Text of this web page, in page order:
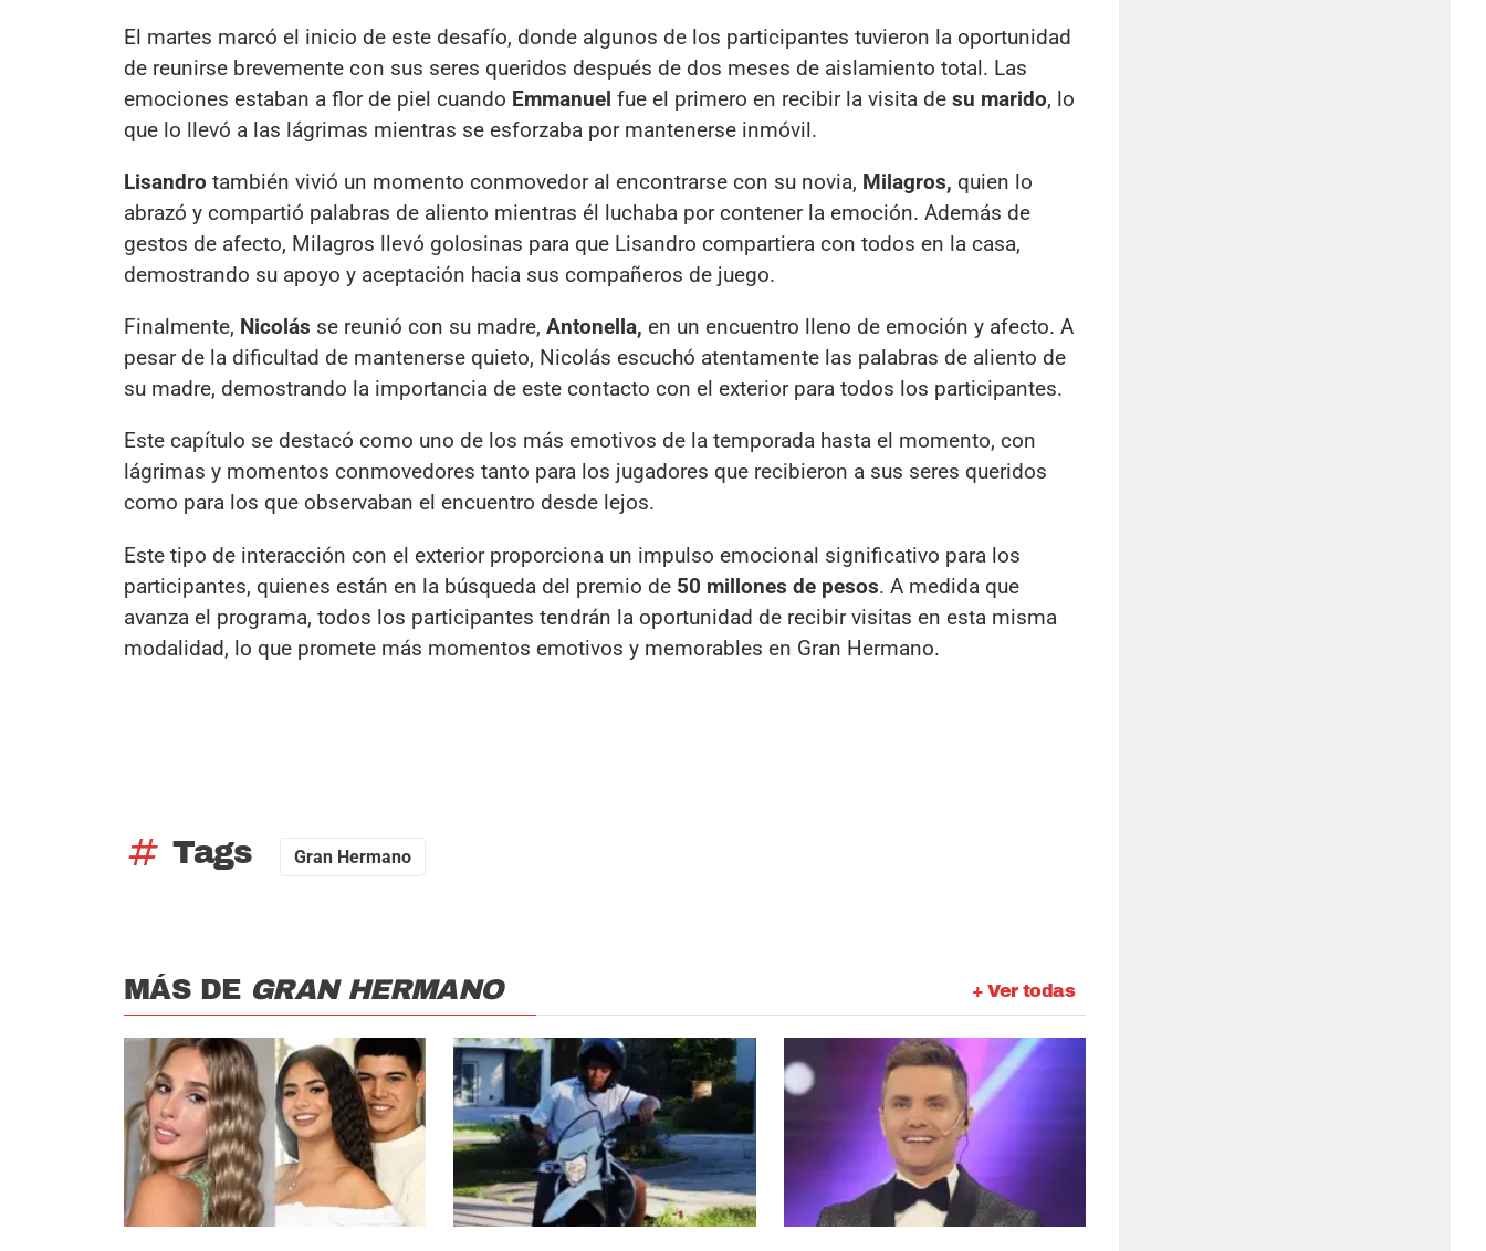
El martes marcó el inicio de este desafío, donde algunos de los participantes tuvieron la oportunidad
de reunirse brevemente con sus seres queridos después de dos meses de aislamiento total. Las
emociones estaban a flor de piel cuando Emmanuel fue el primero en recibir la visita de su marido, lo
que lo llevó a las lágrimas mientras se esforzaba por mantenerse inmóvil.
Lisandro también vivió un momento conmovedor al encontrarse con su novia, Milagros, quien lo
abrazó y compartió palabras de aliento mientras él luchaba por contener la emoción. Además de
gestos de afecto, Milagros llevó golosinas para que Lisandro compartiera con todos en la casa,
demostrando su apoyo y aceptación hacia sus compañeros de juego.
Finalmente, Nicolás se reunió con su madre, Antonella, en un encuentro lleno de emoción y afecto. A
pesar de la dificultad de mantenerse quieto, Nicolás escuchó atentamente las palabras de aliento de
su madre, demostrando la importancia de este contacto con el exterior para todos los participantes.
Este capítulo se destacó como uno de los más emotivos de la temporada hasta el momento, con
lágrimas y momentos conmovedores tanto para los jugadores que recibieron a sus seres queridos
como para los que observaban el encuentro desde lejos.
Este tipo de interacción con el exterior proporciona un impulso emocional significativo para los
participantes, quienes están en la búsqueda del premio de 50 millones de pesos. A medida que
avanza el programa, todos los participantes tendrán la oportunidad de recibir visitas en esta misma
modalidad, lo que promete más momentos emotivos y memorables en Gran Hermano.
tag Tags Gran Hermano
+ Ver todas
MÁS DE GRAN HERMANO